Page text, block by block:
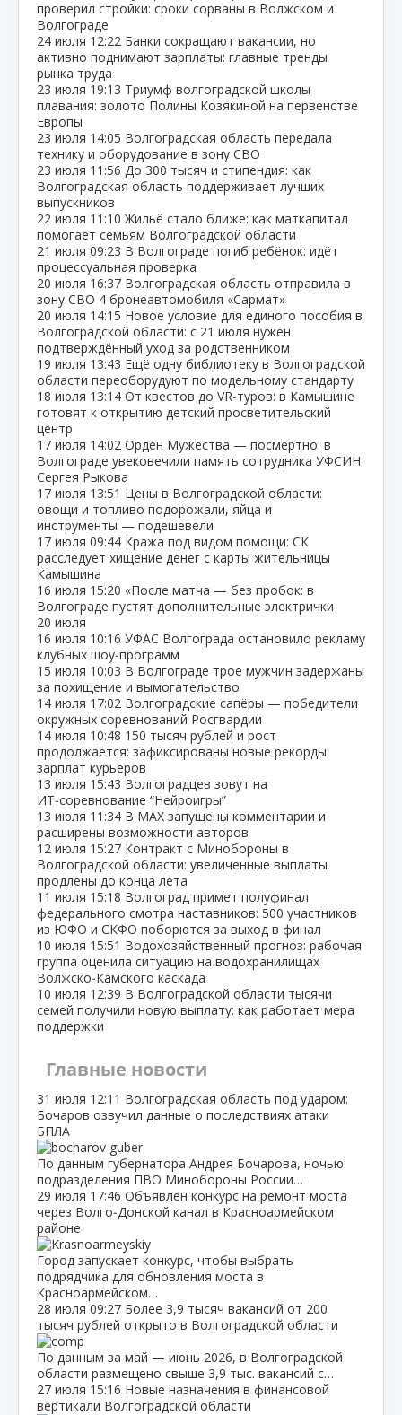
проверил стройки: сроки сорваны в Волжском и
Волгограде
24 июля 12:22 Банки сокращают вакансии, но
активно поднимают зарплаты: главные тренды
рынка труда
23 июля 19:13 Триумф волгоградской школы
плавания: золото Полины Козякиной на первенстве
Европы
23 июля 14:05 Волгоградская область передала
технику и оборудование в зону СВО
23 июля 11:56 До 300 тысяч и стипендия: как
Волгоградская область поддерживает лучших
выпускников
22 июля 11:10 Жильё стало ближе: как маткапитал
помогает семьям Волгоградской области
21 июля 09:23 В Волгограде погиб ребёнок: идёт
процессуальная проверка
20 июля 16:37 Волгоградская область отправила в
зону СВО 4 бронеавтомобиля «Сармат»
20 июля 14:15 Новое условие для единого пособия в
Волгоградской области: с 21 июля нужен
подтверждённый уход за родственником
19 июля 13:43 Ещё одну библиотеку в Волгоградской
области переоборудуют по модельному стандарту
18 июля 13:14 От квестов до VR‑туров: в Камышине
готовят к открытию детский просветительский
центр
17 июля 14:02 Орден Мужества — посмертно: в
Волгограде увековечили память сотрудника УФСИН
Сергея Рыкова
17 июля 13:51 Цены в Волгоградской области:
овощи и топливо подорожали, яйца и
инструменты — подешевели
17 июля 09:44 Кража под видом помощи: СК
расследует хищение денег с карты жительницы
Камышина
16 июля 15:20 «После матча — без пробок: в
Волгограде пустят дополнительные электрички
20 июля
16 июля 10:16 УФАС Волгограда остановило рекламу
клубных шоу‑программ
15 июля 10:03 В Волгограде трое мужчин задержаны
за похищение и вымогательство
14 июля 17:02 Волгоградские сапёры — победители
окружных соревнований Росгвардии
14 июля 10:48 150 тысяч рублей и рост
продолжается: зафиксированы новые рекорды
зарплат курьеров
13 июля 15:43 Волгоградцев зовут на
ИТ‑соревнование “Нейроигры”
13 июля 11:34 В МАХ запущены комментарии и
расширены возможности авторов
12 июля 15:27 Контракт с Минобороны в
Волгоградской области: увеличенные выплаты
продлены до конца лета
11 июля 15:18 Волгоград примет полуфинал
федерального смотра наставников: 500 участников
из ЮФО и СКФО поборются за выход в финал
10 июля 15:51 Водохозяйственный прогноз: рабочая
группа оценила ситуацию на водохранилищах
Волжско‑Камского каскада
10 июля 12:39 В Волгоградской области тысячи
семей получили новую выплату: как работает мера
поддержки
Главные новости
31 июля 12:11 Волгоградская область под ударом:
Бочаров озвучил данные о последствиях атаки
БПЛА
По данным губернатора Андрея Бочарова, ночью
подразделения ПВО Минобороны России…
29 июля 17:46 Объявлен конкурс на ремонт моста
через Волго‑Донской канал в Красноармейском
районе
Город запускает конкурс, чтобы выбрать
подрядчика для обновления моста в
Красноармейском…
28 июля 09:27 Более 3,9 тысяч вакансий от 200
тысяч рублей открыто в Волгоградской области
По данным за май — июнь 2026, в Волгоградской
области размещено свыше 3,9 тыс. вакансий с…
27 июля 15:16 Новые назначения в финансовой
вертикали Волгоградской области